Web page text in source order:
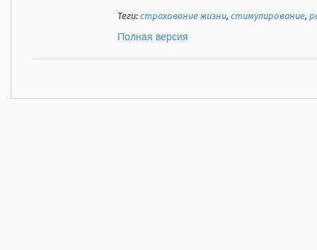
Теги:страхование жизни,стимулирование,
Полная версия